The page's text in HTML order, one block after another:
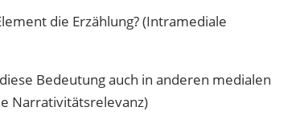
die Erzählung? (Intramediale
Bedeutung auch in anderen medialen
Narrativitätsrelevanz)